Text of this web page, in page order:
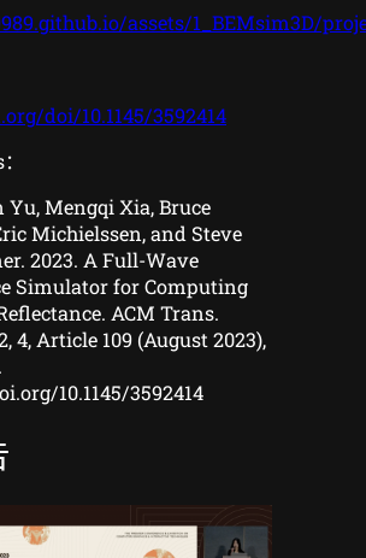
assets/1_BEMsim3D/
doi/10.1145/3592414
Yu, Mengqi Xia, Bruce
Michielssen, and Steve
2023. A Full-Wave
Simulator for Computing
ACM Trans.
4, Article 109 (August 2023),
10.1145/3592414